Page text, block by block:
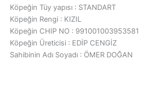
Köpeğin Tüy yapısı : STANDART
Köpeğin Rengi : KIZIL
Köpeğin CHIP NO : 991001003953581
Köpeğin Üreticisi : EDİP CENGİZ
Sahibinin Adı Soyadı : ÖMER DOĞAN